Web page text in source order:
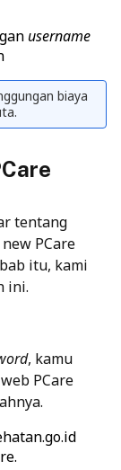
username
biaya
tentang
PCare
itu, kami
ini.
, kamu
PCare